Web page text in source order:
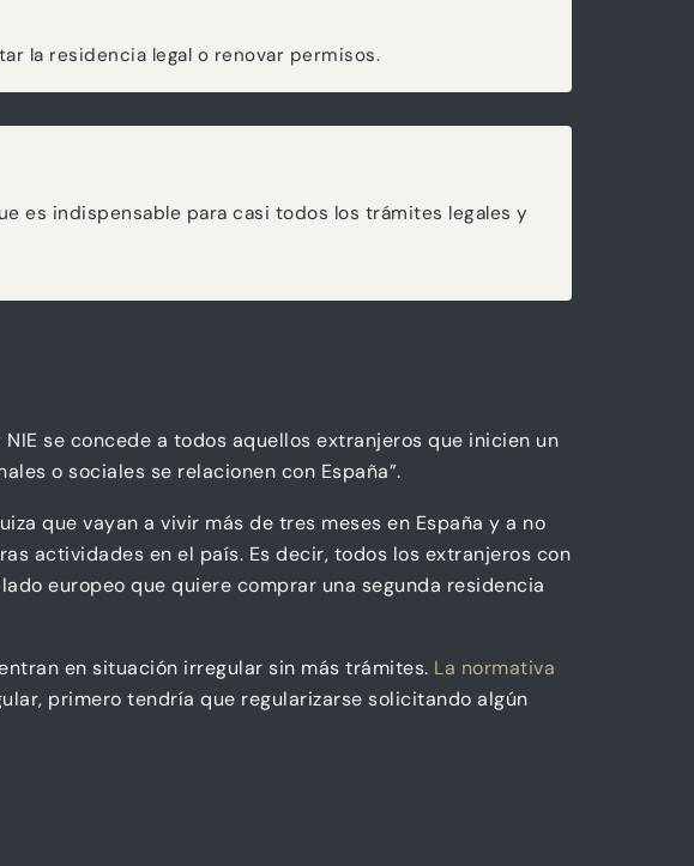
la residencia legal o renovar permisos.
es indispensable para casi todos los trámites legales y
NIE se concede a todos aquellos extranjeros que inicien un
o sociales se relacionen con España”.
que vayan a vivir más de tres meses en España y a no
actividades en el país. Es decir, todos los extranjeros con
europeo que quiere comprar una segunda residencia
en situación irregular sin más trámites. La normativa
primero tendría que regularizarse solicitando algún